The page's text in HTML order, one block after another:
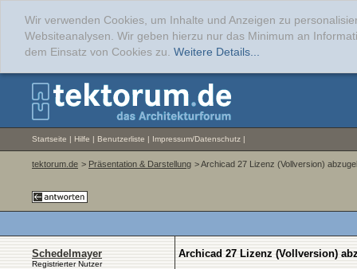
Wir verwenden Cookies, um Inhalte und Anzeigen zu
Websiteanalysen. Wir geben hierzu nur das Minimum an
dem Einsatz von Cookies zu. Weitere Details...
Startseite | Hilfe | Benutzerliste | Impressum/Datenschutz |
tektorum.de > Präsentation & Darstellung > Archicad 27 Lizenz (Vollversion)
Schedelmayer
Registrierter Nutzer
Archicad 27 Lizenz (Vollversion)